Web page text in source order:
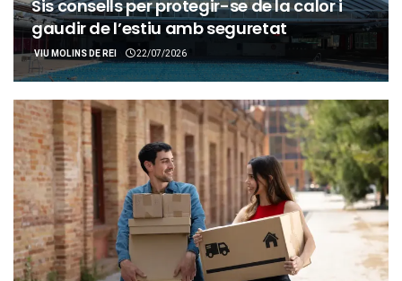
Sis consells per protegir-se de la calor i
gaudir de l’estiu amb seguretat
VIU MOLINS DE REI 22/07/2026